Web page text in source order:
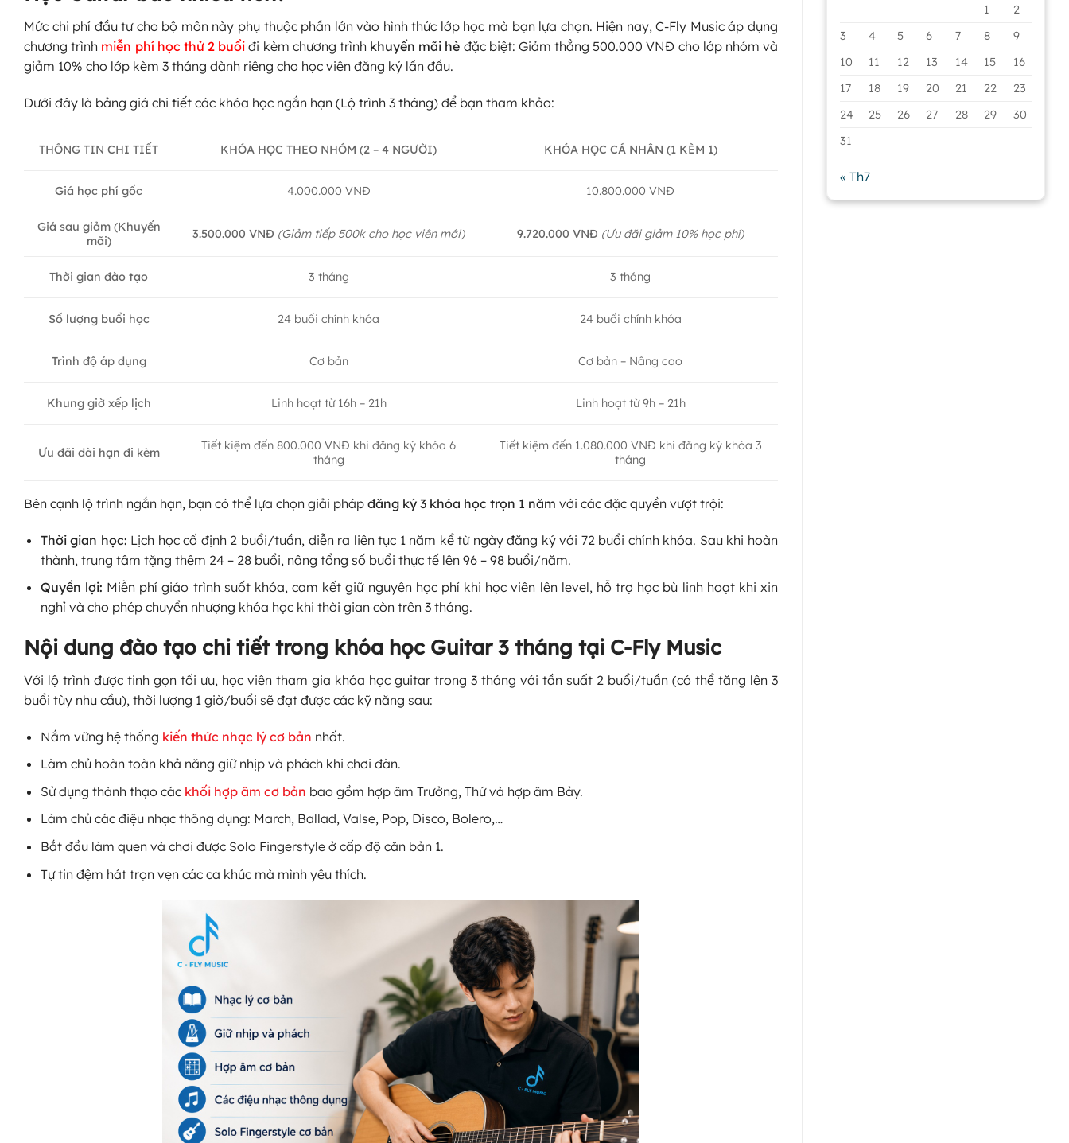
Mức chi phí đầu tư cho bộ môn này phụ thuộc phần lớn vào hình thức lớp học mà bạn lựa chọn. Hiện nay, C-Fly Music áp dụng
chương trình miễn phí học thử 2 buổi đi kèm chương trình khuyến mãi hè đặc biệt: Giảm thẳng 500.000 VNĐ cho lớp nhóm và
giảm 10% cho lớp kèm 3 tháng dành riêng cho học viên đăng ký lần đầu.
Dưới đây là bảng giá chi tiết các khóa học ngắn hạn (Lộ trình 3 tháng) để bạn tham khảo:
THÔNG TIN CHI TIẾT KHÓA HỌC THEO NHÓM (2 – 4 NGƯỜI) KHÓA HỌC CÁ NHÂN (1 KÈM 1)
Giá học phí gốc 4.000.000 VNĐ 10.800.000 VNĐ
Giá sau giảm (Khuyến
mãi)
3.500.000 VNĐ (Giảm tiếp 500k cho học viên mới) 9.720.000 VNĐ (Ưu đãi giảm 10% học phí)
Thời gian đào tạo 3 tháng 3 tháng
Số lượng buổi học 24 buổi chính khóa 24 buổi chính khóa
Trình độ áp dụng Cơ bản Cơ bản – Nâng cao
Khung giờ xếp lịch Linh hoạt từ 16h – 21h Linh hoạt từ 9h – 21h
Ưu đãi dài hạn đi kèm
Tiết kiệm đến 800.000 VNĐ khi đăng ký khóa 6
tháng
Tiết kiệm đến 1.080.000 VNĐ khi đăng ký khóa 3
tháng
Bên cạnh lộ trình ngắn hạn, bạn có thể lựa chọn giải pháp đăng ký 3 khóa học trọn 1 năm với các đặc quyền vượt trội:
Thời gian học: Lịch học cố định 2 buổi/tuần, diễn ra liên tục 1 năm kể từ ngày đăng ký với 72 buổi chính khóa. Sau khi hoàn
thành, trung tâm tặng thêm 24 – 28 buổi, nâng tổng số buổi thực tế lên 96 – 98 buổi/năm.
Quyền lợi: Miễn phí giáo trình suốt khóa, cam kết giữ nguyên học phí khi học viên lên level, hỗ trợ học bù linh hoạt khi xin
nghỉ và cho phép chuyển nhượng khóa học khi thời gian còn trên 3 tháng.
Nội dung đào tạo chi tiết trong khóa học Guitar 3 tháng tại C-Fly Music
Với lộ trình được tinh gọn tối ưu, học viên tham gia khóa học guitar trong 3 tháng với tần suất 2 buổi/tuần (có thể tăng lên 3
buổi tùy nhu cầu), thời lượng 1 giờ/buổi sẽ đạt được các kỹ năng sau:
Nắm vững hệ thống kiến thức nhạc lý cơ bản nhất.
Làm chủ hoàn toàn khả năng giữ nhịp và phách khi chơi đàn.
Sử dụng thành thạo các khối hợp âm cơ bản bao gồm hợp âm Trưởng, Thứ và hợp âm Bảy.
Làm chủ các điệu nhạc thông dụng: March, Ballad, Valse, Pop, Disco, Bolero,…
Bắt đầu làm quen và chơi được Solo Fingerstyle ở cấp độ căn bản 1.
Tự tin đệm hát trọn vẹn các ca khúc mà mình yêu thích.
1
2
3
4 5 6 7 8
9
10
11 12 13 14 15
16
17
18 19 20 21 22
23
24
25 26 27 28 29
30
31
« Th7